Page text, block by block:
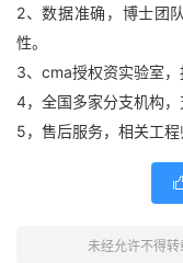
2、数据准确，博士团
性。
3、cma授权资实验室，
4，全国多家分支机构，
5，售后服务，相关工程
未经允许不得转